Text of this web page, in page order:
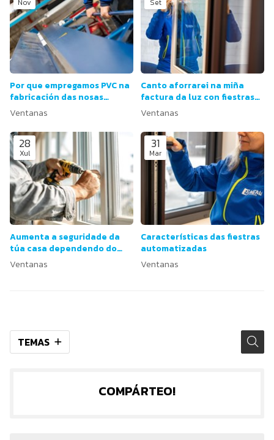
TEMAS
Por que empregamos PVC na
fabricación das nosas
fiestras?
Ventanas
Canto aforrarei na miña
factura da luz con fiestras
máis eficientes?
Ventanas
28
Xul
Aumenta a seguridade da
túa casa dependendo do
tipo de xanela.
Ventanas
31
Mar
Características das fiestras
automatizadas
Ventanas
COMPÁRTEO!